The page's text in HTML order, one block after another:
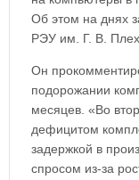
Об этом на днях
РЭУ им. Г. В.
Он
подорожании
месяцев. «Во
дефицитом
задержкой в
спросом из-за